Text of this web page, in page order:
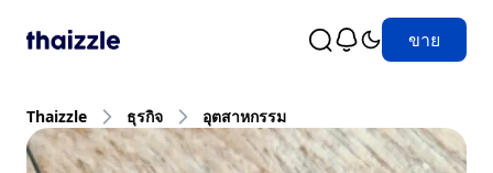
ขาย
Thaizzle ธุรกิจ อุตสาหกรรม